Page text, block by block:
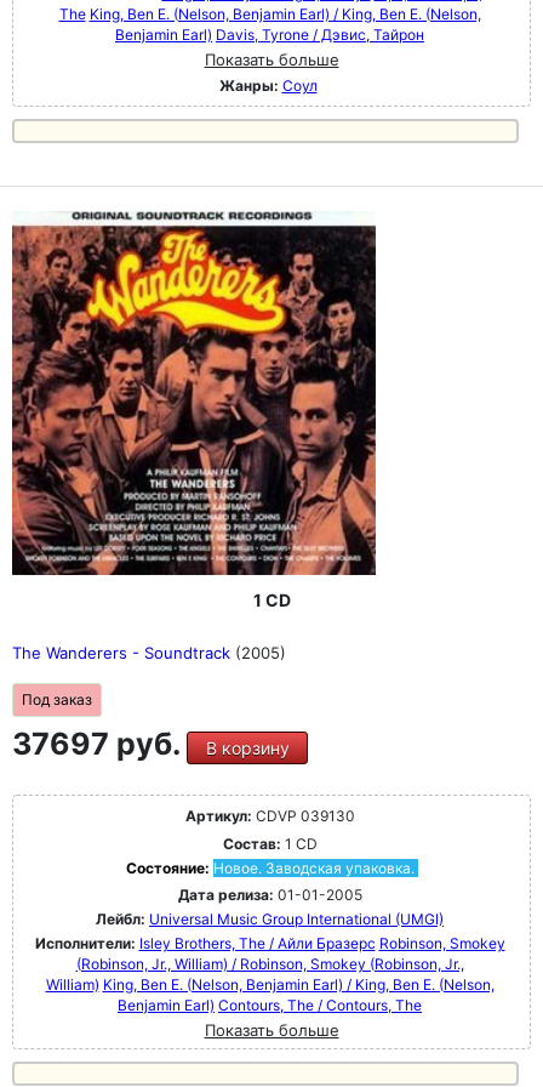
The King, Ben E. (Nelson, Benjamin Earl) / King, Ben E. (Nelson,
Benjamin Earl) Davis, Tyrone / Дэвис, Тайрон
Показать больше
Жанры: Соул
1 CD
The Wanderers - Soundtrack (2005)
Под заказ
37697 руб. В корзину
Артикул: CDVP 039130
Состав: 1 CD
Состояние: Новое. Заводская упаковка.
Дата релиза: 01-01-2005
Лейбл: Universal Music Group International (UMGI)
Исполнители: Isley Brothers, The / Айли Бразерс Robinson, Smokey
(Robinson, Jr., William) / Robinson, Smokey (Robinson, Jr.,
William) King, Ben E. (Nelson, Benjamin Earl) / King, Ben E. (Nelson,
Benjamin Earl) Contours, The / Contours, The
Показать больше